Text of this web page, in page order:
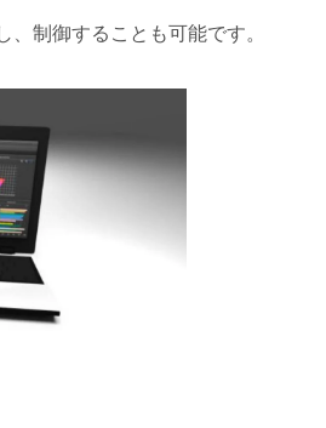
制御することも可能です。